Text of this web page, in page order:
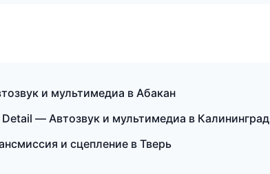
и мультимедиа в Абакан
Detail — Автозвук и мультимедиа в Калининград
и сцепление в Тверь